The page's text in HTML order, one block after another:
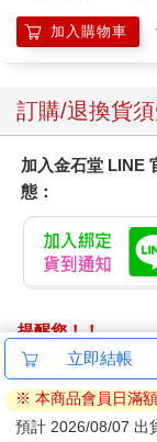
加入購物車
訂購/退換貨
加入金石堂 LINE
態：
提醒您！！
金石堂及銀行均
ATM提款機，請不
退換貨須知：
立即結帳
※ 本商品會員日滿
預計 2026/08/07 出